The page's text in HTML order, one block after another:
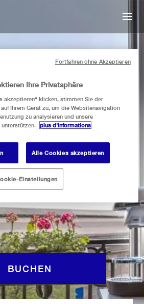
des plantes
AUS DEM
libertel canal saint-
libertel gare de l’est
libertel gare du nord
libertel montmartre
BUCHEN
Ihre Privatsphäre
akzeptieren“ klicken, stimmen Sie der
Ihrem Gerät zu, um die Websitenavigation
zu analysieren und unsere
unterstützen.
plus d'informations
Alle Cookies akzeptieren
Einstellungen
Fortfahren ohne Akzeptieren